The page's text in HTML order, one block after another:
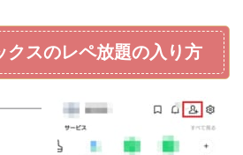
クスのレペ放題の入り方